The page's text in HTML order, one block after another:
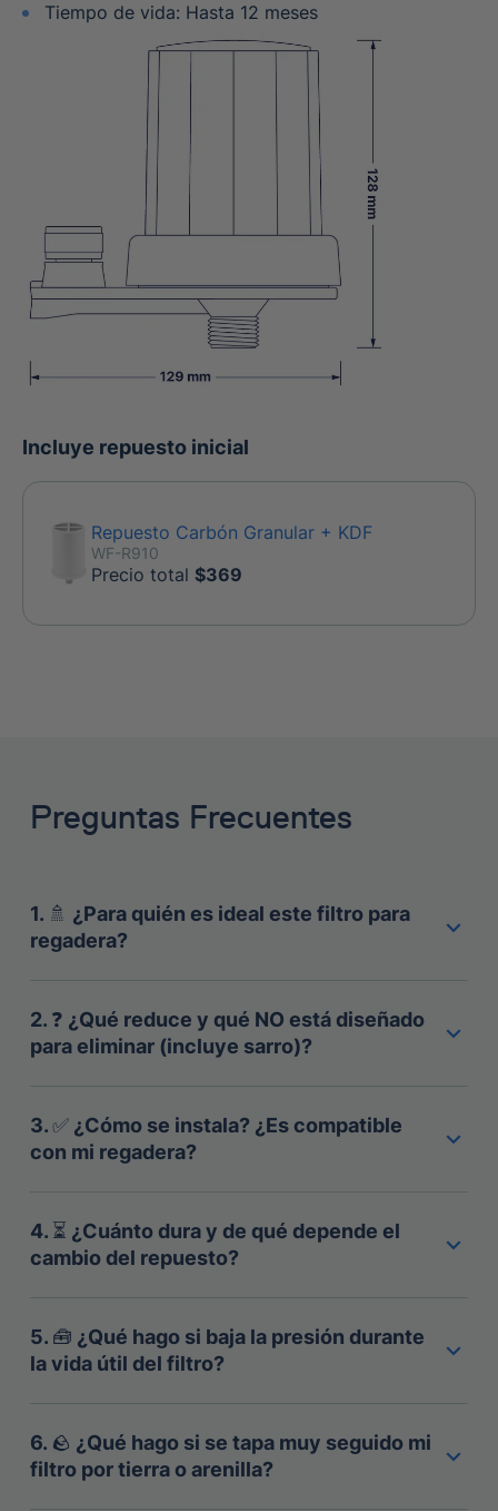
Tiempo de vida: Hasta 12 meses
Incluye repuesto inicial
Repuesto Carbón Granular + KDF
WF-R910
Precio total $369
Preguntas Frecuentes
1. 🚿 ¿Para quién es ideal este filtro para
regadera?
2. ❓ ¿Qué reduce y qué NO está diseñado
para eliminar (incluye sarro)?
3.✅ ¿Cómo se instala? ¿Es compatible
con mi regadera?
4. ⏳ ¿Cuánto dura y de qué depende el
cambio del repuesto?
5. 🧰 ¿Qué hago si baja la presión durante
la vida útil del filtro?
6. 🪨 ¿Qué hago si se tapa muy seguido mi
filtro por tierra o arenilla?